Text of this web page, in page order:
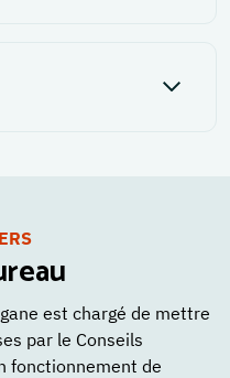
est chargé de mettre
par le Conseils
fonctionnement de